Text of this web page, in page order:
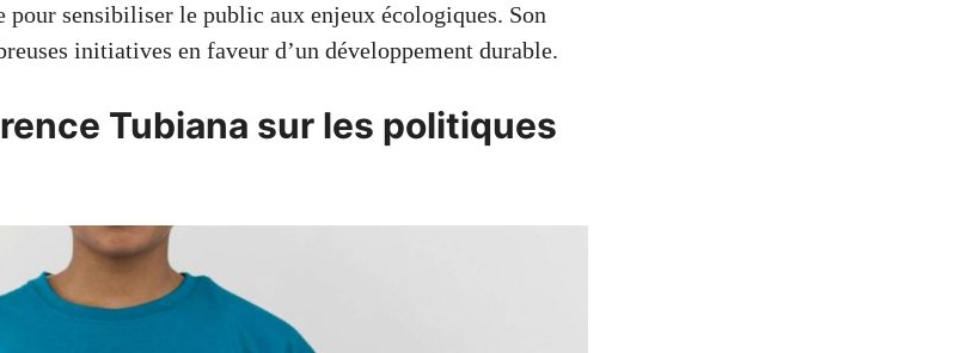
sensibiliser le public aux enjeux écologiques. Son
initiatives en faveur d’un développement durable.
Tubiana sur les politiques